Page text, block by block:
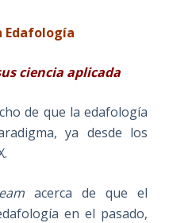
Edafología
ciencia aplicada
de que la edafología
ya desde los
acerca de que el
en el pasado,